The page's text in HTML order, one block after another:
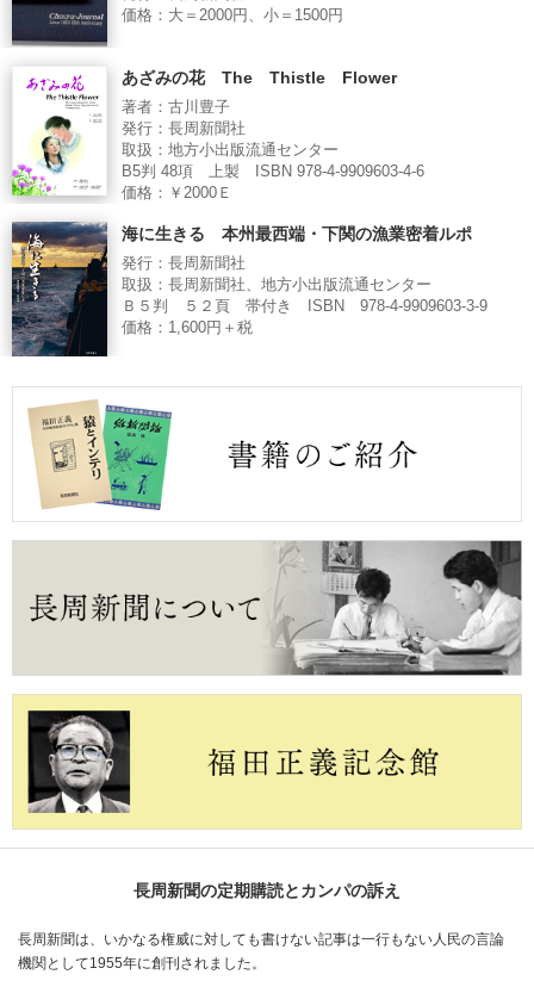
価格：大＝2000円、小＝1500円
あざみの花 The Thistle Flower
著者：古川豊子
発行：長周新聞社
取扱：地方小出版流通センター
B5判 48項 上製 ISBN 978-4-9909603-4-6
価格：￥2000Ｅ
海に生きる 本州最西端・下関の漁業密着ルポ
発行：長周新聞社
取扱：長周新聞社、地方小出版流通センター
Ｂ５判 ５２頁 帯付き ISBN 978-4-9909603-3-9
価格：1,600円＋税
長周新聞の定期購読とカンパの訴え
長周新聞は、いかなる権威に対しても書けない記事は一行もない人民の言論
機関として1955年に創刊されました。